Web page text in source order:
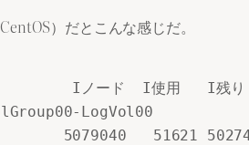
）だとこんな感じだ。
Iノード  I使用   I残り I使
LogVol00
5079040   51621